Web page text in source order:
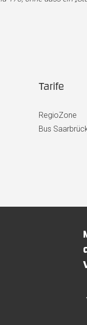
Tarife
RegioZone
Bus